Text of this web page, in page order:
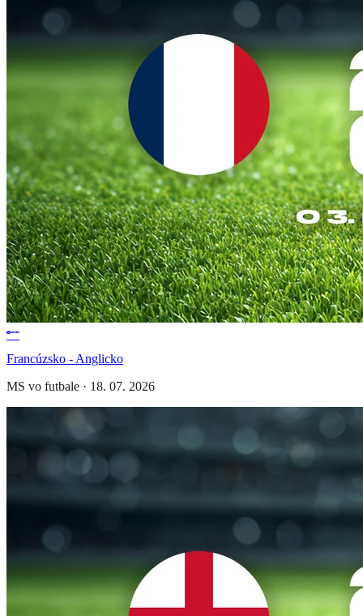
Francúzsko - Anglicko
MS vo futbale · 18. 07. 2026